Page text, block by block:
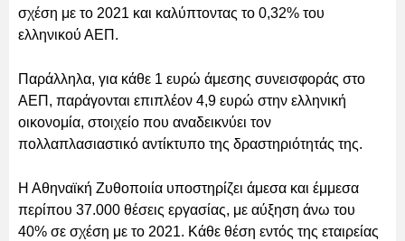
σχέση με το 2021 και καλύπτοντας το 0,32% του
ελληνικού ΑΕΠ.
Παράλληλα, για κάθε 1 ευρώ άμεσης συνεισφοράς στο
ΑΕΠ, παράγονται επιπλέον 4,9 ευρώ στην ελληνική
οικονομία, στοιχείο που αναδεικνύει τον
πολλαπλασιαστικό αντίκτυπο της δραστηριότητάς της.
Η Αθηναϊκή Ζυθοποιία υποστηρίζει άμεσα και έμμεσα
περίπου 37.000 θέσεις εργασίας, με αύξηση άνω του
40% σε σχέση με το 2021. Κάθε θέση εντός της εταιρείας